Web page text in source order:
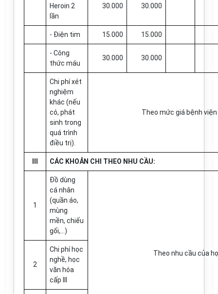
Heroin 2
lần
30.000 30.000
- Điện tim 15.000 15.000
- Công
thức máu
30.000 30.000
Chi phí xét
nghiệm
khác (nếu
có, phát
sinh trong
quá trình
điều trị).
Theo mức giá bệnh
CÁC KHOẢN CHI THEO NHU CẦU:
1
Đồ dùng
cá nhân
(quần áo,
mùng
mền, chiếu
gối,…)
Theo nhu cầu của
2
Chi phí học
nghề, học
văn hóa
cấp III